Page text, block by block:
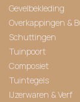
Gevelbekleding
Overkappingen &
Schuttingen
Tuinpoort
Composiet
Tuintegels
IJzerwaren & Verf